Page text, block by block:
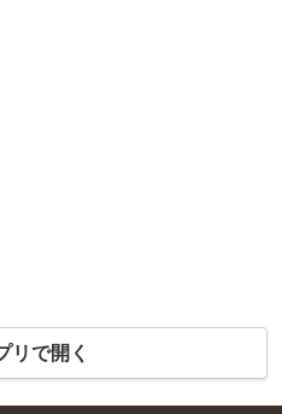
リで開く